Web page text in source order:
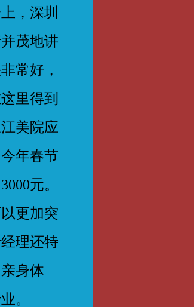
，深圳
茂地讲
常好，
里得到
美院应
年春节
元。
更加突
理还特
身体
。